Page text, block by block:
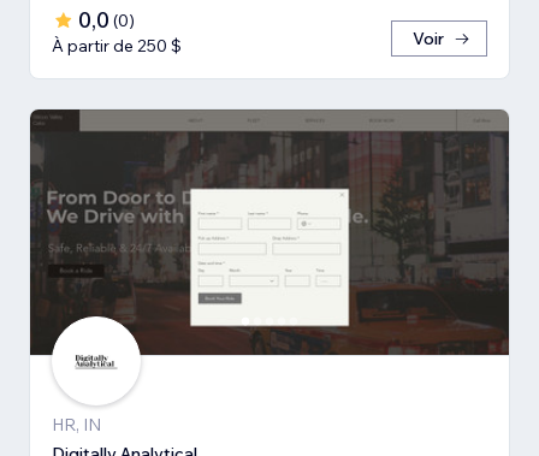
0,0 (0)
À partir de 250 $
Voir
HR, IN